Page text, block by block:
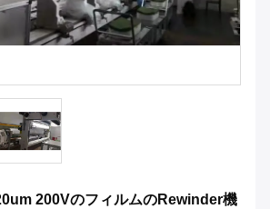
200VのフィルムのRewinder機